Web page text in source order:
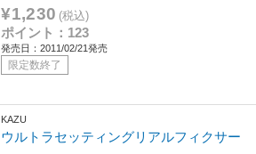
¥1,230 (税込)
ポイント：123
発売日：2011/02/21発売
限定数終了
KAZU
ウルトラセッティングリアルフィクサー